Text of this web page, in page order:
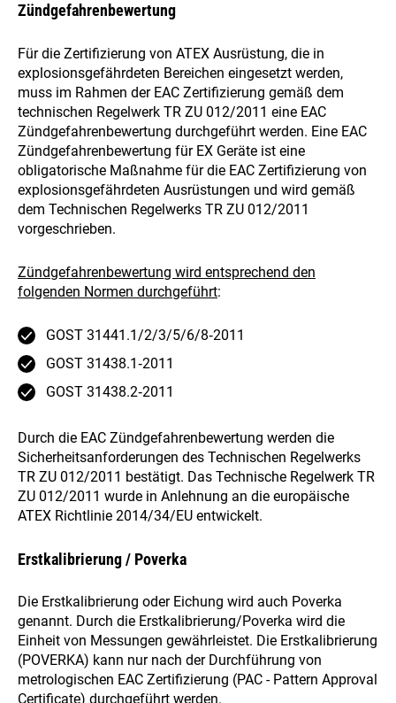
Zündgefahrenbewertung
Für die Zertifizierung von ATEX Ausrüstung, die in
explosionsgefährdeten Bereichen eingesetzt werden,
muss im Rahmen der EAC Zertifizierung gemäß dem
technischen Regelwerk TR ZU 012/2011 eine EAC
Zündgefahrenbewertung durchgeführt werden. Eine EAC
Zündgefahrenbewertung für EX Geräte ist eine
obligatorische Maßnahme für die EAC Zertifizierung von
explosionsgefährdeten Ausrüstungen und wird gemäß
dem Technischen Regelwerks TR ZU 012/2011
vorgeschrieben.
Zündgefahrenbewertung wird entsprechend den
folgenden Normen durchgeführt:
GOST 31441.1/2/3/5/6/8‑2011
GOST 31438.1‑2011
GOST 31438.2‑2011
Durch die EAC Zündgefahrenbewertung werden die
Sicherheitsanforderungen des Technischen Regelwerks
TR ZU 012/2011 bestätigt. Das Technische Regelwerk TR
ZU 012/2011 wurde in Anlehnung an die europäische
ATEX Richtlinie 2014/34/EU entwickelt.
Erstkalibrierung / Poverka
Die Erstkalibrierung oder Eichung wird auch Poverka
genannt. Durch die Erstkalibrierung/Poverka wird die
Einheit von Messungen gewährleistet. Die Erstkalibrierung
(POVERKA) kann nur nach der Durchführung von
metrologischen EAC Zertifizierung (PAC - Pattern Approval
Certificate) durchgeführt werden.